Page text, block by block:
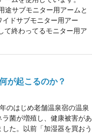
途サブモニター用アームと
ドサブモニター用アー
て終わってるモニター用ア
が起こるのか？
のはじめ老舗温泉宿の温泉
菌が増殖し、健康被害があ
た。以前「加湿器を買おう